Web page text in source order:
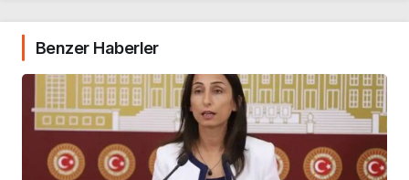
Benzer Haberler